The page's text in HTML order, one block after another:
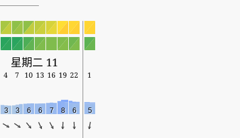
星期二 11
4 7 10 13 16 19 22
1
3 3 6 6 7 8 6 5